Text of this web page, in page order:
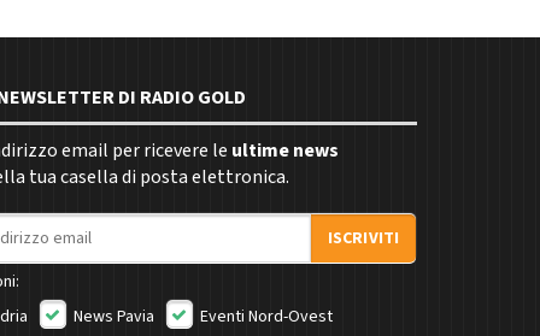
DI RADIO GOLD
email per ricevere le ultime news
tua casella di posta elettronica.
ISCRIVITI
News Pavia Eventi Nord-Ovest